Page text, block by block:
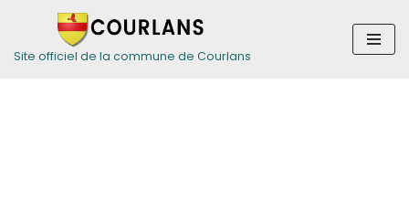
Aller
Site officiel de la commune de Courlans